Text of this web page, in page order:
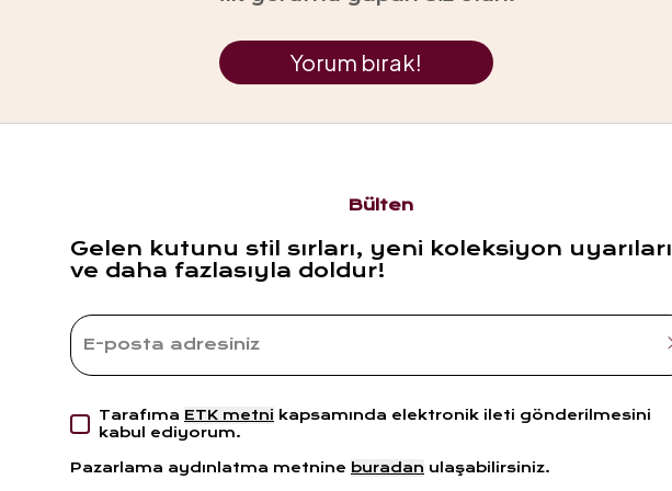
Yorum bırak!
Bülten
Gelen kutunu stil sırları, yeni koleksiyon uyarıları
ve daha fazlasıyla doldur!
Tarafıma ETK metni kapsamında elektronik ileti gönderilmesini
kabul ediyorum.
Pazarlama aydınlatma metnine buradan ulaşabilirsiniz.